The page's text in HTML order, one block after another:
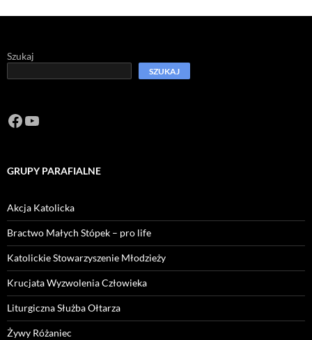
Szukaj
SZUKAJ
Facebook
https://www.youtube.com/channel/
GRUPY PARAFIALNE
Akcja Katolicka
Bractwo Małych Stópek – pro life
Katolickie Stowarzyszenie Młodzieży
Krucjata Wyzwolenia Człowieka
Liturgiczna Służba Ołtarza
Żywy Różaniec